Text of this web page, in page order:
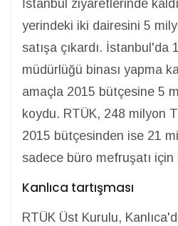
İstanbul ziyaretlerinde
yerindeki iki dairesini 5
satışa çıkardı.
müdürlüğü binası yapma
amaçla 2015 bütçesine 5
koydu. RTÜK, 248 milyon
2015 bütçesinden ise 21
sadece büro mefruşatı için
Kanlıca tartışması
RTÜK Üst Kurulu,